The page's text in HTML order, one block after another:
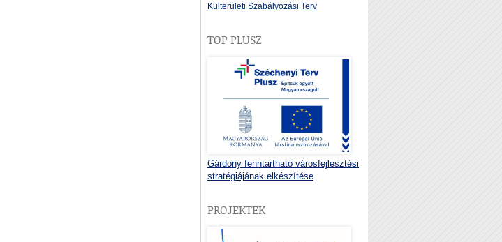
Külterületi Szabályozási Terv
TOP PLUSZ
Gárdony fenntartható városfejlesztési
stratégiájának elkészítése
PROJEKTEK